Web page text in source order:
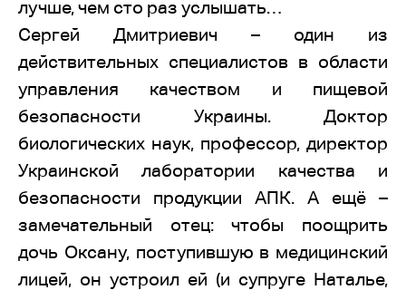
лучше, чем сто раз услышать…
Сергей Дмитриевич – один из
действительных специалистов в области
управления качеством и пищевой
безопасности Украины. Доктор
биологических наук, профессор, директор
Украинской лаборатории качества и
безопасности продукции АПК. А ещё –
замечательный отец: чтобы поощрить
дочь Оксану, поступившую в медицинский
лицей, он устроил ей (и супруге Наталье,